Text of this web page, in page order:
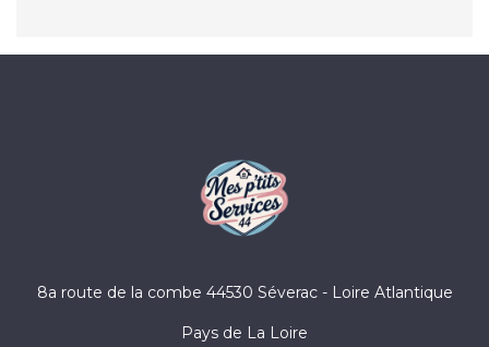
8a route de la combe 44530 Séverac - Loire Atlantique
Pays de La Loire